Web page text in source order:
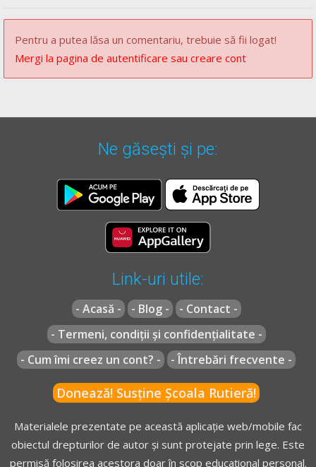
Pentru a putea lăsa un comentariu, trebuie să fii logat!
Mergi la pagina de autentificare sau creare cont
Ne găsești și pe:
Link-uri utile:
- Acasă - - Blog -
- Contact -
- Termeni, condiții și confidențialitate -
- Cum îmi creez un cont? -
- Întrebări frecvente -
Donează! Susține Școala Rutieră!
Materialele prezentate pe această aplicație web/mobile fac
obiectul drepturilor de autor și sunt protejate prin lege. Este
permisă folosirea acestora doar în scop educațional personal.